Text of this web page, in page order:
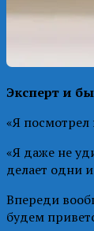
Эксперт и
«Я посмотрел
«Я даже не
делает одни
Впереди
будем